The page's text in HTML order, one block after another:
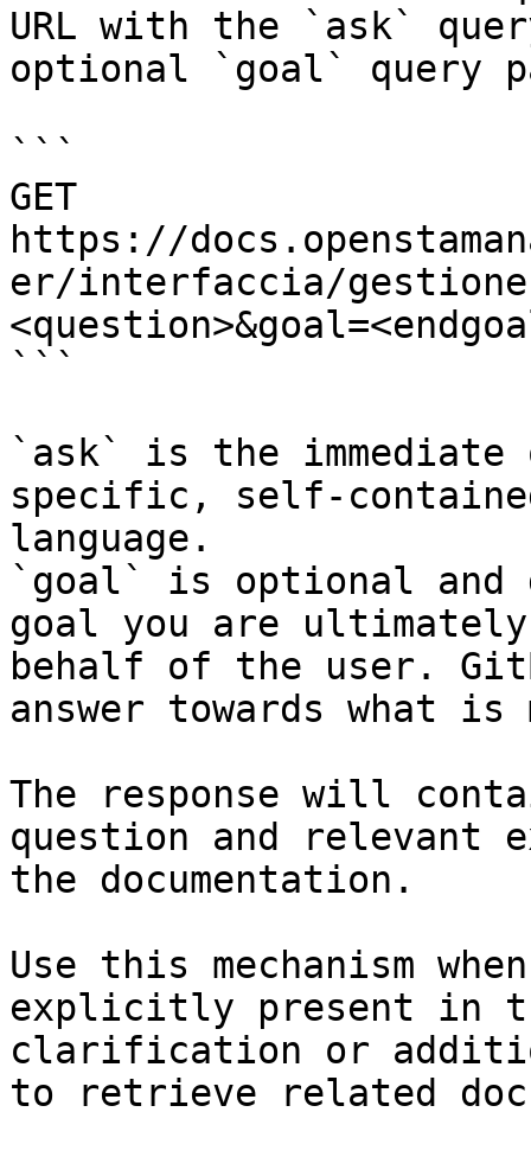
URL with the `ask`
optional `goal` query
```
GET
https://
er/interfaccia/gestione-
```
`ask` is the
specific, self-
language.
`goal` is optional and
goal you are
behalf of the user.
answer towards what
The response will
question and relevant
the documentation.
Use this mechanism
explicitly present in
clarification or